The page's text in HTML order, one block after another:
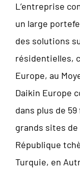
L’entreprise
un large
des solutions
résidentielles,
Europe, au
Daikin Europe
dans plus de
grands sites
République
Turquie, en